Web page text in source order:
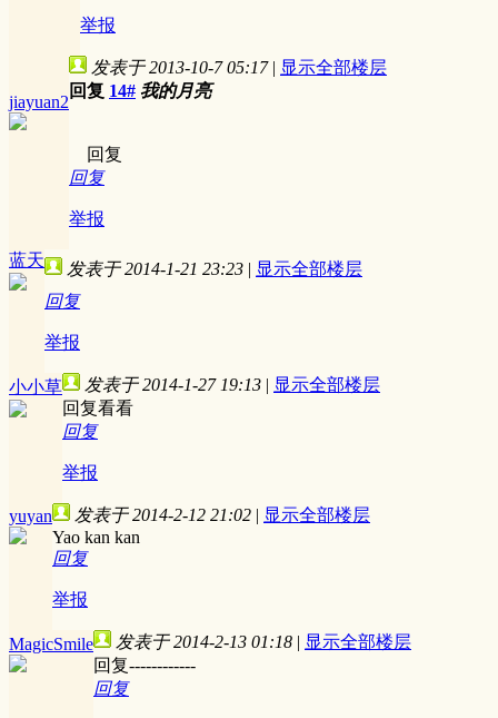
举报
jiayuan2
发表于 2013-10-7 05:17 | 显示全部楼层
回复 14# 我的月亮
回复
回复
举报
蓝天 发表于 2014-1-21 23:23 | 显示全部楼层
回复
举报
小小草 发表于 2014-1-27 19:13 | 显示全部楼层
回复看看
回复
举报
yuyan 发表于 2014-2-12 21:02 | 显示全部楼层
Yao kan kan
回复
举报
MagicSmile 发表于 2014-2-13 01:18 | 显示全部楼层
回复------------
回复